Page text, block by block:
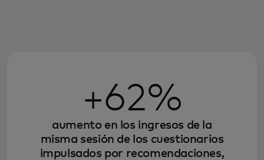
+62%
aumento en los ingresos de la
misma sesión de los cuestionarios
impulsados por recomendaciones,